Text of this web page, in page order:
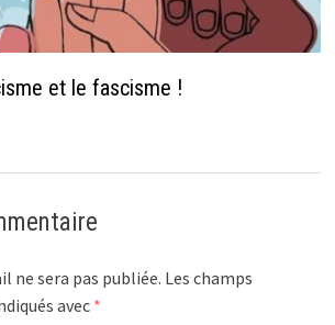
et le fascisme !
ne sera pas publiée. Les champs
avec *